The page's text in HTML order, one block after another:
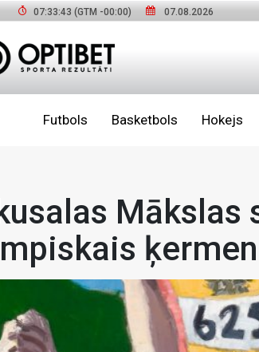
07:33:44 (GTM -00:00) 07.08.2026
Futbols Basketbols Hokejs